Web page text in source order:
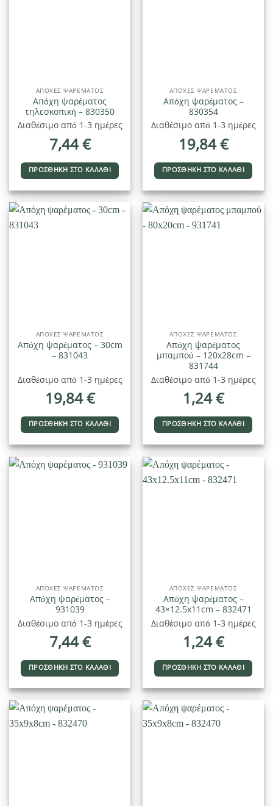
ΑΠΌΧΕΣ ΨΑΡΈΜΑΤΟΣ
Απόχη ψαρέματος
τηλεσκοπική – 830350
Διαθέσιμο από 1-3 ημέρες
7,44€
ΠΡΟΣΘΉΚΗ ΣΤΟ ΚΑΛΆΘΙ
ΑΠΌΧΕΣ ΨΑΡΈΜΑΤΟΣ
Απόχη ψαρέματος –
830354
Διαθέσιμο από 1-3 ημέρες
19,84€
ΠΡΟΣΘΉΚΗ ΣΤΟ ΚΑΛΆΘΙ
ΑΠΌΧΕΣ ΨΑΡΈΜΑΤΟΣ
Απόχη ψαρέματος – 30cm
– 831043
Διαθέσιμο από 1-3 ημέρες
19,84€
ΠΡΟΣΘΉΚΗ ΣΤΟ ΚΑΛΆΘΙ
ΑΠΌΧΕΣ ΨΑΡΈΜΑΤΟΣ
Απόχη ψαρέματος
μπαμπού – 120x28cm –
831744
Διαθέσιμο από 1-3 ημέρες
1,24€
ΠΡΟΣΘΉΚΗ ΣΤΟ ΚΑΛΆΘΙ
ΑΠΌΧΕΣ ΨΑΡΈΜΑΤΟΣ
Απόχη ψαρέματος –
931039
Διαθέσιμο από 1-3 ημέρες
7,44€
ΠΡΟΣΘΉΚΗ ΣΤΟ ΚΑΛΆΘΙ
ΑΠΌΧΕΣ ΨΑΡΈΜΑΤΟΣ
Απόχη ψαρέματος –
43×12.5x11cm – 832471
Διαθέσιμο από 1-3 ημέρες
1,24€
ΠΡΟΣΘΉΚΗ ΣΤΟ ΚΑΛΆΘΙ